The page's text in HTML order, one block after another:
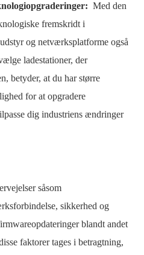
Med den
fremskridt i
og netværksplatforme også
ladestationer, der
betyder, at du har større
for at opgradere
dig industriens ændringer
såsom
sikkerhed og
blandt andet
faktorer tages i betragtning,